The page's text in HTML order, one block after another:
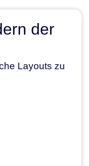
der
Layouts zu